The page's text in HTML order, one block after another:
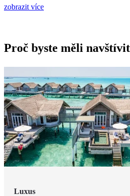
zobrazit více
Proč byste měli
Luxus